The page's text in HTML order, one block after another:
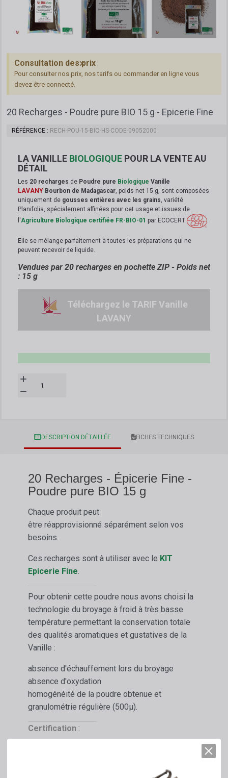
Consultation des prix
Pour consulter nos prix, nos tarifs ou commander en ligne vous
devez être connecté.
20 Recharges - Poudre pure BIO 15 g - Epicerie Fine
RÉFÉRENCE RECH-POU-15-BIO-HS-CODE-09052000
LA VANILLE BIOLOGIQUE POUR LA VENTE AU
DÉTAIL
Les 20 recharges de Poudre pure Biologique Vanille
LAVANY Bourbon de Madagascar, poids net 15 g, sont composées
uniquement de gousses entières avec les grains, variété
Planifolia, spécialement affinées pour cet usage et issues de
l'Agriculture Biologique certifiée FR-BIO-01 par ECOCERT .
Elle se mélange parfaitement à toutes les préparations qui ne
peuvent recevoir de liquide.
Vendues par 20 recharges en pochette ZIP - Poids net
: 15 g
Téléchargez le TARIF Vanille
LAVANY
DESCRIPTION DÉTAILLÉE FICHES TECHNIQUES
20 Recharges - Épicerie Fine -
Poudre pure BIO 15 g
Chaque produit peut
être réapprovisionné séparément selon vos
besoins.
Ces recharges sont à utiliser avec le KIT
Epicerie Fine.
Pour obtenir cette poudre nous avons choisi la
technologie du broyage à froid à très basse
température permettant la conservation totale
des qualités aromatiques et gustatives de la
Vanille :
absence d'échauffement lors du broyage
absence d'oxydation
homogénéité de la poudre obtenue et
granulométrie régulière (500µ).
Certification :